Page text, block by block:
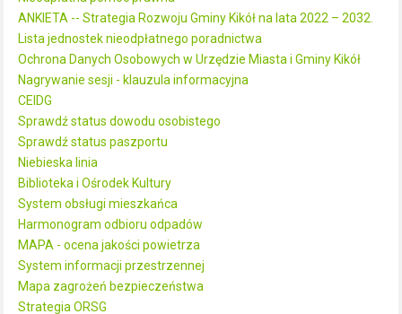
ANKIETA -- Strategia Rozwoju Gminy Kikół na lata 2022 – 2032.
Lista jednostek nieodpłatnego poradnictwa
Ochrona Danych Osobowych w Urzędzie Miasta i Gminy Kikół
Nagrywanie sesji - klauzula informacyjna
CEIDG
Sprawdź status dowodu osobistego
Sprawdź status paszportu
Niebieska linia
Biblioteka i Ośrodek Kultury
System obsługi mieszkańca
Harmonogram odbioru odpadów
MAPA - ocena jakości powietrza
System informacji przestrzennej
Mapa zagrożeń bezpieczeństwa
Strategia ORSG